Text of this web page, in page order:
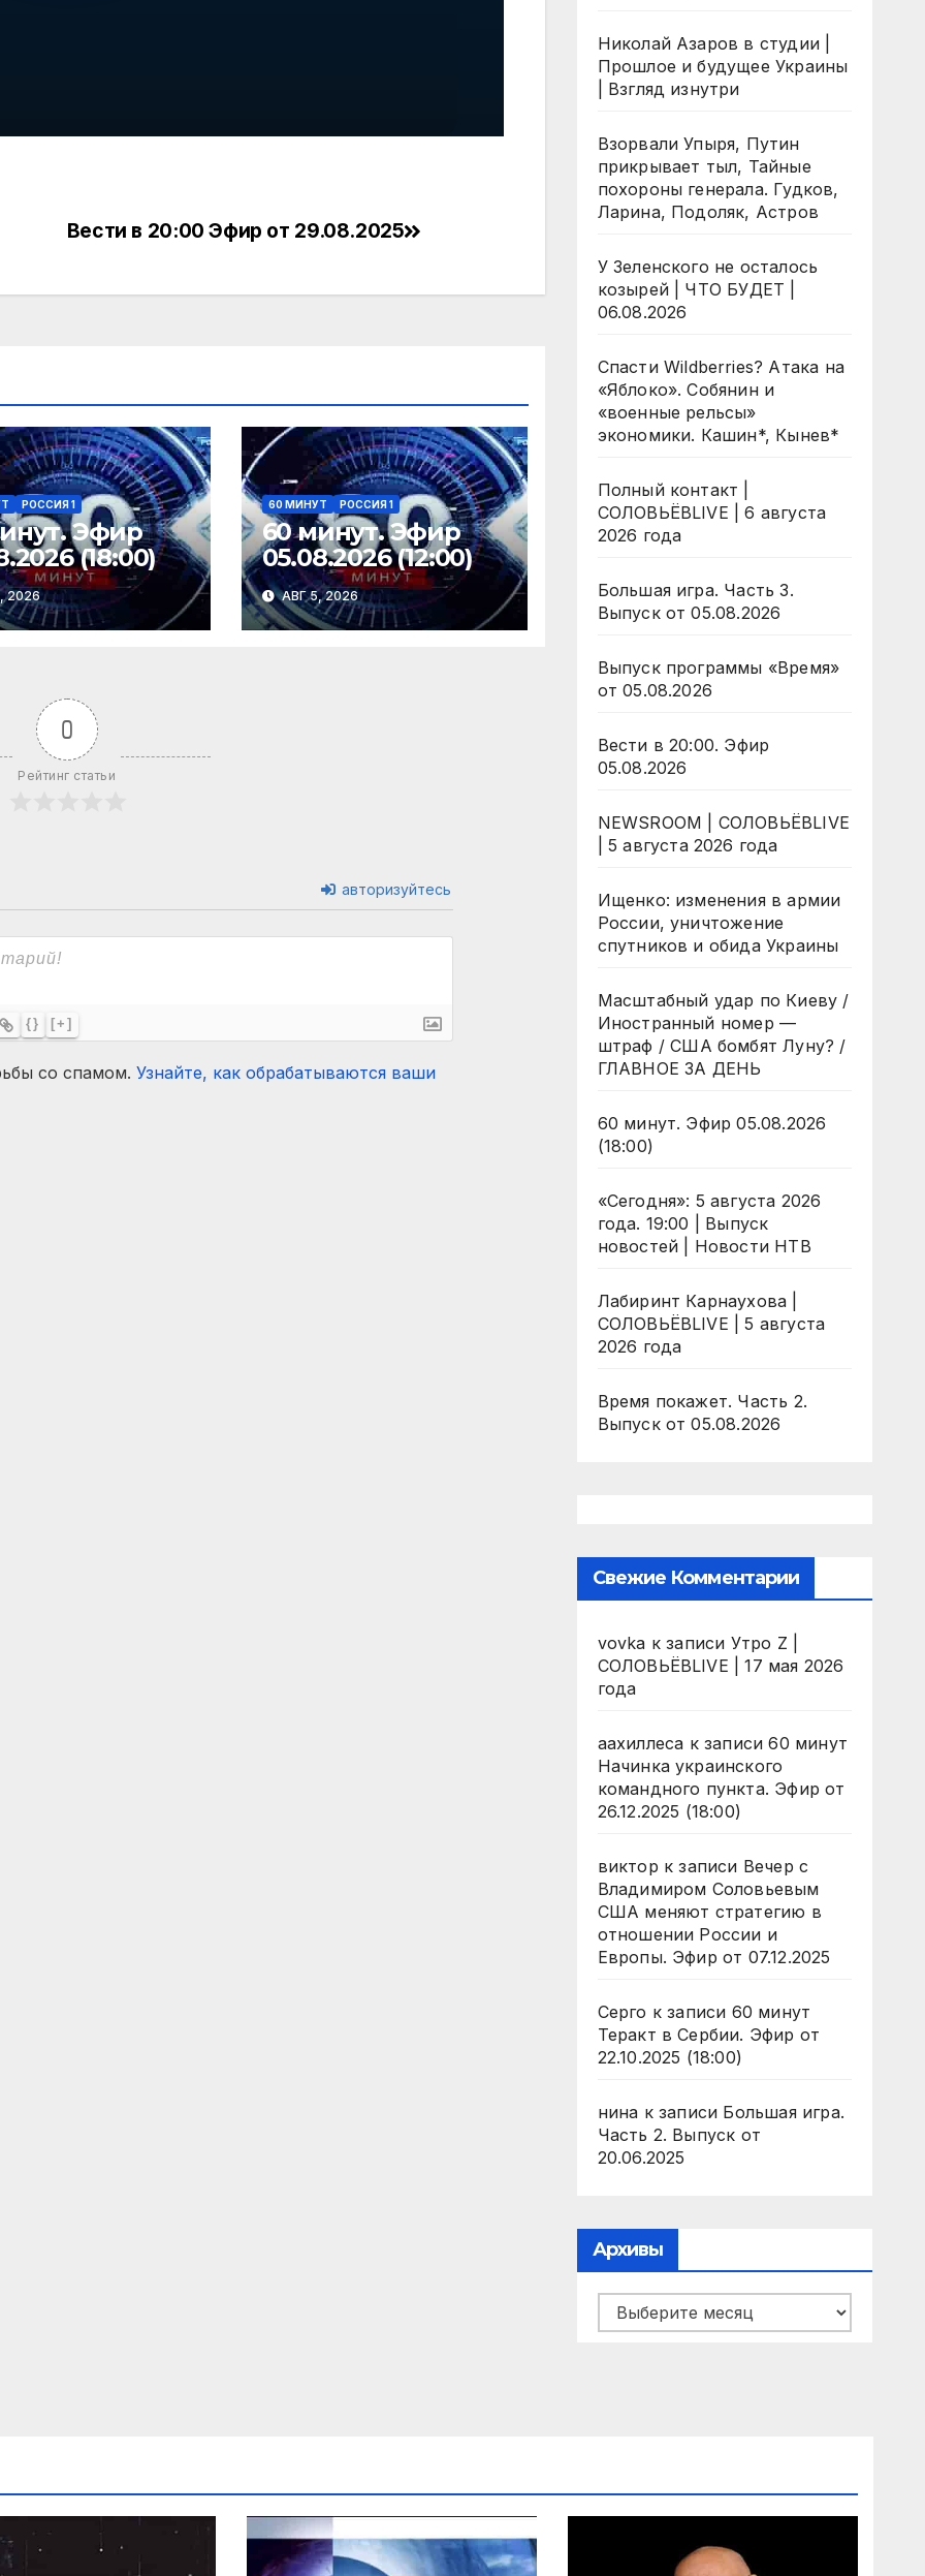
Вести в 20:00 Эфир от 29.08.2025
РОССИЯ 1
Эфир
(18:00)
2026
60 МИНУТ РОССИЯ 1
60 минут. Эфир
05.08.2026 (12:00)
АВГ 5, 2026
0
Рейтинг статьи
авторизуйтесь
{} [+]
со спамом. Узнайте, как обрабатываются ваши
Николай Азаров в студии |
Прошлое и будущее Украины
| Взгляд изнутри
Взорвали Упыря, Путин
прикрывает тыл, Тайные
похороны генерала. Гудков,
Ларина, Подоляк, Астров
У Зеленского не осталось
козырей | ЧТО БУДЕТ |
06.08.2026
Спасти Wildberries? Атака на
«Яблоко». Собянин и
«военные рельсы»
экономики. Кашин*, Кынев*
Полный контакт |
СОЛОВЬЁВLIVE | 6 августа
2026 года
Большая игра. Часть 3.
Выпуск от 05.08.2026
Выпуск программы «Время»
от 05.08.2026
Вести в 20:00. Эфир
05.08.2026
NEWSROOM | СОЛОВЬЁВLIVE
| 5 августа 2026 года
Ищенко: изменения в армии
России, уничтожение
спутников и обида Украины
Масштабный удар по Киеву /
Иностранный номер —
штраф / США бомбят Луну? /
ГЛАВНОЕ ЗА ДЕНЬ
60 минут. Эфир 05.08.2026
(18:00)
«Сегодня»: 5 августа 2026
года. 19:00 | Выпуск
новостей | Новости НТВ
Лабиринт Карнаухова |
СОЛОВЬЁВLIVE | 5 августа
2026 года
Время покажет. Часть 2.
Выпуск от 05.08.2026
Свежие Комментарии
vovka к записи Утро Z |
СОЛОВЬЁВLIVE | 17 мая 2026
года
аахиллеса к записи60 минут
Начинка украинского
командного пункта. Эфир от
26.12.2025 (18:00)
виктор к записи Вечер с
Владимиром Соловьевым
США меняют стратегию в
отношении России и
Европы. Эфир от 07.12.2025
Серго к записи 60 минут
Теракт в Сербии. Эфир от
22.10.2025 (18:00)
нина к записи Большая игра.
Часть 2. Выпуск от
20.06.2025
Архивы
Архивы